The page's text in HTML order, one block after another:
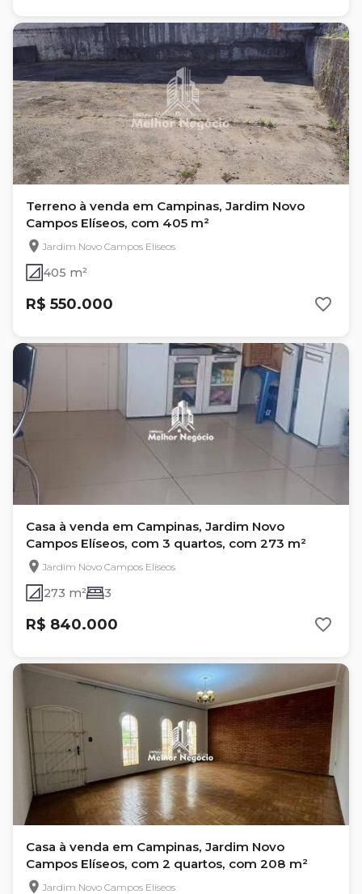
Terreno à venda em Campinas, Jardim Novo
Campos Elíseos, com 405 m²
Jardim Novo Campos Elíseos
405 m²
R$ 550.000
Casa à venda em Campinas, Jardim Novo
Campos Elíseos, com 3 quartos, com 273 m²
Jardim Novo Campos Elíseos
273 m² 3
R$ 840.000
Casa à venda em Campinas, Jardim Novo
Campos Elíseos, com 2 quartos, com 208 m²
Jardim Novo Campos Elíseos